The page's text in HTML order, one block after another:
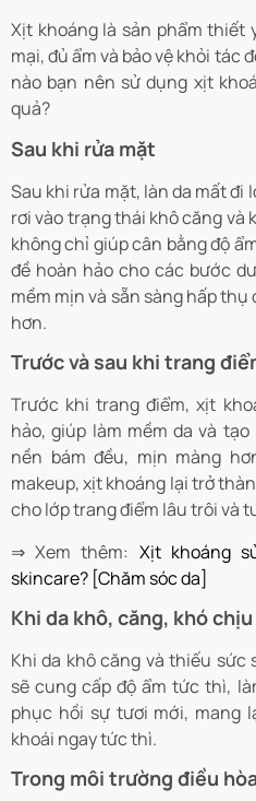
Xịt khoáng là sản phẩm thiết
mại, đủ ẩm và bảo vệ khỏi tác
nào bạn nên sử dụng xịt
quả?
Sau khi rửa mặt
Sau khi rửa mặt, làn da mất đi
rơi vào trạng thái khô căng và
không chỉ giúp cân bằng độ
đề hoàn hảo cho các bước
mềm mịn và sẵn sàng hấp
hơn.
Trước và sau khi trang
Trước khi trang điểm, xịt
hảo, giúp làm mềm da và
nền bám đều, mịn màng
makeup, xịt khoáng lại trở
cho lớp trang điểm lâu trôi và
⇒ Xem thêm: Xịt khoáng
skincare? [Chăm sóc da]
Khi da khô, căng, khó chịu
Khi da khô căng và thiếu sức
sẽ cung cấp độ ẩm tức thì,
phục hồi sự tươi mới, mang
khoái ngay tức thì.
Trong môi trường điều